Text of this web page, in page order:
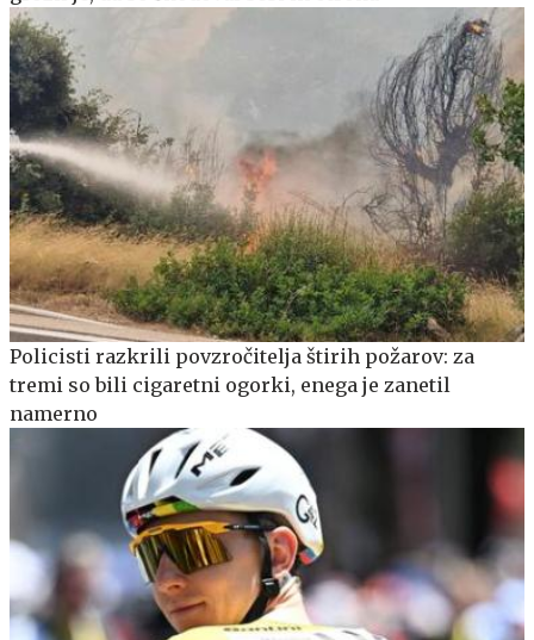
Policisti razkrili povzročitelja štirih požarov: za
tremi so bili cigaretni ogorki, enega je zanetil
namerno